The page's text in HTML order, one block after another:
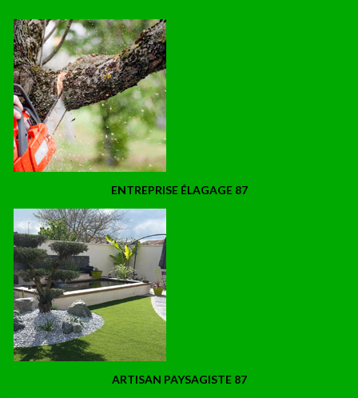
ENTREPRISE ÉLAGAGE 87
ARTISAN PAYSAGISTE 87